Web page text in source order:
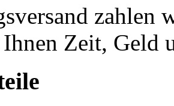
zahlen
Ihnen Zeit, Geld